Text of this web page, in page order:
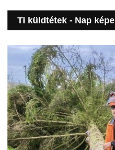
Ti küldtétek - Nap képe